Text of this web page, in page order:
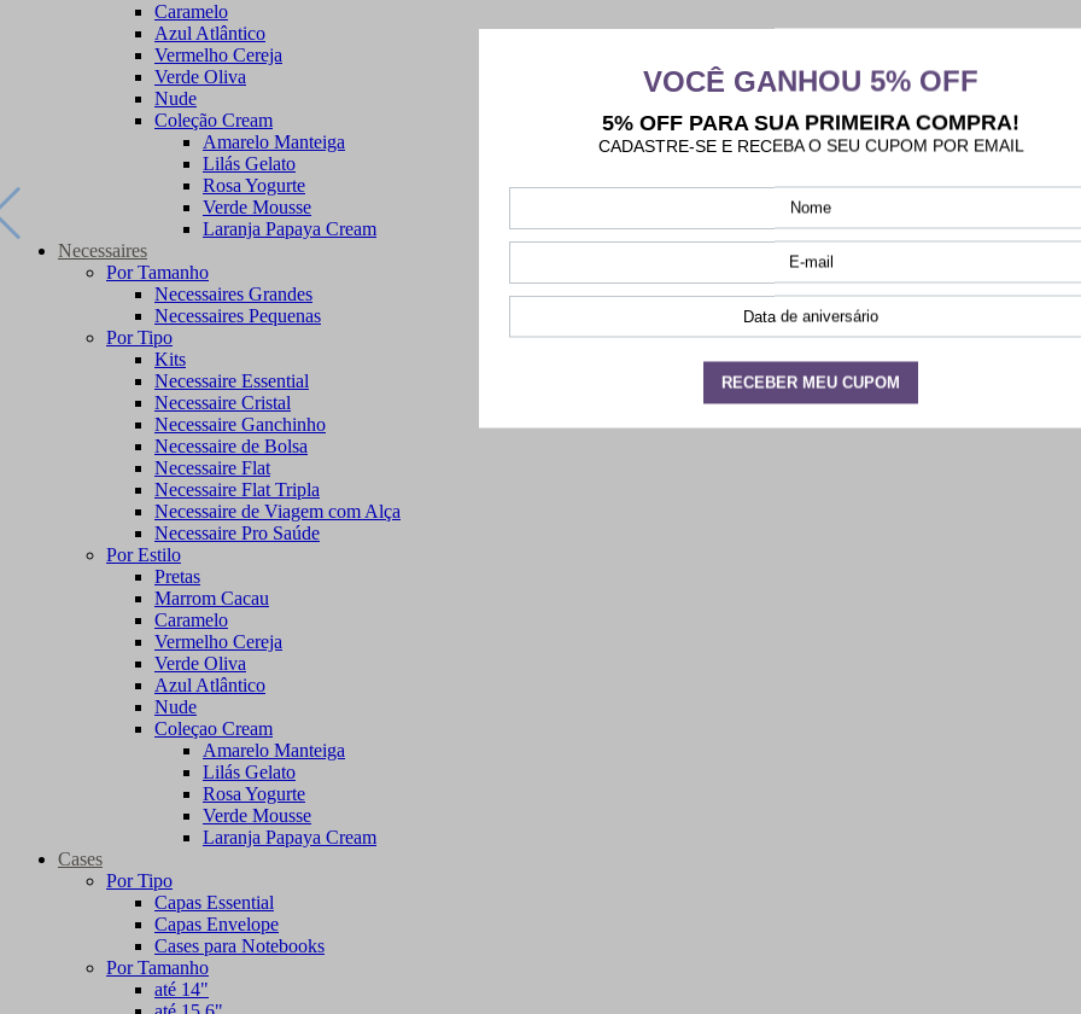
Caramelo
Azul Atlântico
Vermelho Cereja
Verde Oliva
Nude
Coleção Cream
Amarelo Manteiga
Lilás Gelato
Rosa Yogurte
Verde Mousse
Laranja Papaya Cream
Necessaires
Por Tamanho
Necessaires Grandes
Necessaires Pequenas
Por Tipo
Kits
Necessaire Essential
Necessaire Cristal
Necessaire Ganchinho
Necessaire de Bolsa
Necessaire Flat
Necessaire Flat Tripla
Necessaire de Viagem com Alça
Necessaire Pro Saúde
Por Estilo
Pretas
Marrom Cacau
Caramelo
Vermelho Cereja
Verde Oliva
Azul Atlântico
Nude
Coleçao Cream
Amarelo Manteiga
Lilás Gelato
Rosa Yogurte
Verde Mousse
Laranja Papaya Cream
Cases
Por Tipo
Capas Essential
Capas Envelope
Cases para Notebooks
Por Tamanho
até 14"